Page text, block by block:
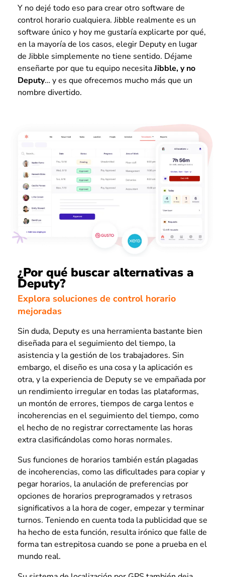
Y no dejé todo eso para crear otro software de
control horario cualquiera. Jibble realmente es un
software único y hoy me gustaría explicarte por qué,
en la mayoría de los casos, elegir Deputy en lugar
de Jibble simplemente no tiene sentido. Déjame
enseñarte por que tu equipo necesitaJibble, y no
Deputy… y es que ofrecemos mucho más que un
nombre divertido.
¿Por qué buscar alternativas a
Deputy?
Explora soluciones de control horario
mejoradas
Sin duda, Deputy es una herramienta bastante bien
diseñada para el seguimiento del tiempo, la
asistencia y la gestión de los trabajadores. Sin
embargo, el diseño es una cosa y la aplicación es
otra, y la experiencia de Deputy se ve empañada por
un rendimiento irregular en todas las plataformas,
un montón de errores, tiempos de carga lentos e
incoherencias en el seguimiento del tiempo, como
el hecho de no registrar correctamente las horas
extra clasificándolas como horas normales.
Sus funciones de horarios también están plagadas
de incoherencias, como las dificultades para copiar y
pegar horarios, la anulación de preferencias por
opciones de horarios preprogramados y retrasos
significativos a la hora de coger, empezar y terminar
turnos. Teniendo en cuenta toda la publicidad que se
ha hecho de esta función, resulta irónico que falle de
forma tan estrepitosa cuando se pone a prueba en el
mundo real.